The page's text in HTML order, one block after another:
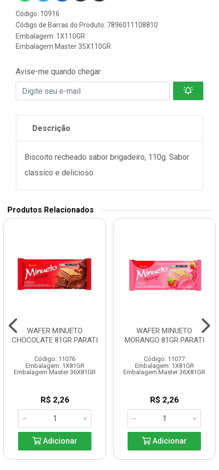
Código: 10916
Código de Barras do Produto: 7896011108810
Embalagem: 1X110GR
Embalagem Master 35X110GR
Avise-me quando chegar
Descrição
Biscoito recheado sabor brigadeiro, 110g. Sabor
classico e delicioso.
Produtos Relacionados
WAFER MINUETO
CHOCOLATE 81GR PARATI
Código: 11076
Embalagem: 1X81GR
Embalagem Master 36X81GR
R$ 2,26
Adicionar
WAFER MINUETO
MORANGO 81GR PARATI
Código: 11077
Embalagem: 1X81GR
Embalagem Master 36X81GR
R$ 2,26
Adicionar